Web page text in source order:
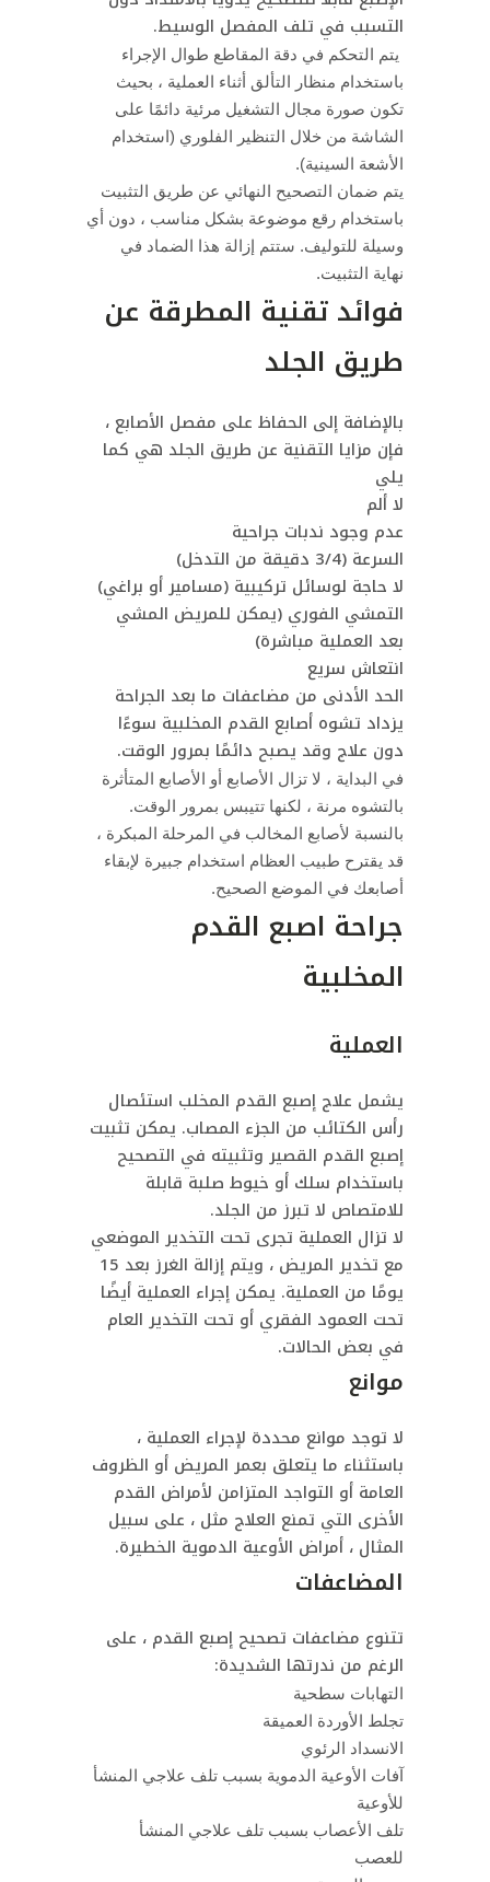
التسبب في تلف المفصل الوسيط.
يتم التحكم في دقة المقاطع طوال الإجراء
باستخدام منظار التألق أثناء العملية ، بحيث
تكون صورة مجال التشغيل مرئية دائمًا على
الشاشة من خلال التنظير الفلوري (استخدام
الأشعة السينية).
يتم ضمان التصحيح النهائي عن طريق التثبيت
باستخدام رقع موضوعة بشكل مناسب ، دون أي
وسيلة للتوليف. ستتم إزالة هذا الضماد في
نهاية التثبيت.
فوائد تقنية المطرقة عن
طريق الجلد
بالإضافة إلى الحفاظ على مفصل الأصابع ،
فإن مزايا التقنية عن طريق الجلد هي كما
يلي
لا ألم
عدم وجود ندبات جراحية
السرعة (3/4 دقيقة من التدخل)
لا حاجة لوسائل تركيبية (مسامير أو براغي)
التمشي الفوري (يمكن للمريض المشي
بعد العملية مباشرة)
انتعاش سريع
الحد الأدنى من مضاعفات ما بعد الجراحة
يزداد تشوه أصابع القدم المخلبية سوءًا
دون علاج وقد يصبح دائمًا بمرور الوقت.
في البداية ، لا تزال الأصابع أو الأصابع المتأثرة
بالتشوه مرنة ، لكنها تتيبس بمرور الوقت.
بالنسبة لأصابع المخالب في المرحلة المبكرة ،
قد يقترح طبيب العظام استخدام جبيرة لإبقاء
أصابعك في الموضع الصحيح.
جراحة اصبع القدم
المخلبية
العملية
يشمل علاج إصبع القدم المخلب استئصال
رأس الكتائب من الجزء المصاب. يمكن تثبيت
إصبع القدم القصير وتثبيته في التصحيح
باستخدام سلك أو خيوط صلبة قابلة
للامتصاص لا تبرز من الجلد.
لا تزال العملية تجرى تحت التخدير الموضعي
مع تخدير المريض ، ويتم إزالة الغرز بعد 15
يومًا من العملية. يمكن إجراء العملية أيضًا
تحت العمود الفقري أو تحت التخدير العام
في بعض الحالات.
موانع
لا توجد موانع محددة لإجراء العملية ،
باستثناء ما يتعلق بعمر المريض أو الظروف
العامة أو التواجد المتزامن لأمراض القدم
الأخرى التي تمنع العلاج مثل ، على سبيل
المثال ، أمراض الأوعية الدموية الخطيرة.
المضاعفات
تتنوع مضاعفات تصحيح إصبع القدم ، على
الرغم من ندرتها الشديدة:
التهابات سطحية
تجلط الأوردة العميقة
الانسداد الرئوي
آفات الأوعية الدموية بسبب تلف علاجي المنشأ
للأوعية
تلف الأعصاب بسبب تلف علاجي المنشأ
للعصب